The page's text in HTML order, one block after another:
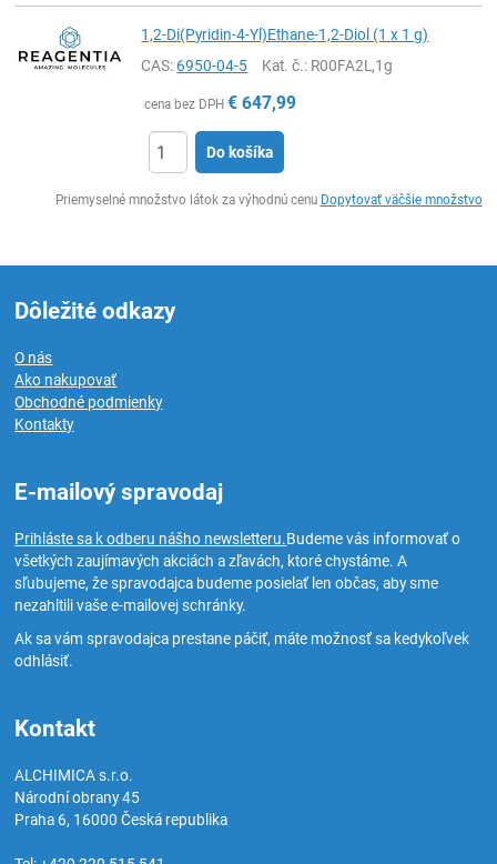
1,2-Di(Pyridin-4-Yl)Ethane-1,2-Diol (1 x 1 g)
CAS:6950-04-5 Kat. č.: R00FA2L,1g
cena bez DPH € 647,99
Do košíka
Priemyselné množstvo látok za výhodnú cenu Dopytovať väčšie množstvo
Dôležité odkazy
O nás
Ako nakupovať
Obchodné podmienky
Kontakty
E-mailový spravodaj
Prihláste sa k odberu nášho newsletteru.Budeme vás informovať o
všetkých zaujímavých akciách a zľavách, ktoré chystáme. A
sľubujeme, že spravodajca budeme posielať len občas, aby sme
nezahltili vaše e-mailovej schránky.
Ak sa vám spravodajca prestane páčiť, máte možnosť sa kedykoľvek
odhlásiť.
Kontakt
ALCHIMICA s.r.o.
Národní obrany 45
Praha 6, 16000Česká republika